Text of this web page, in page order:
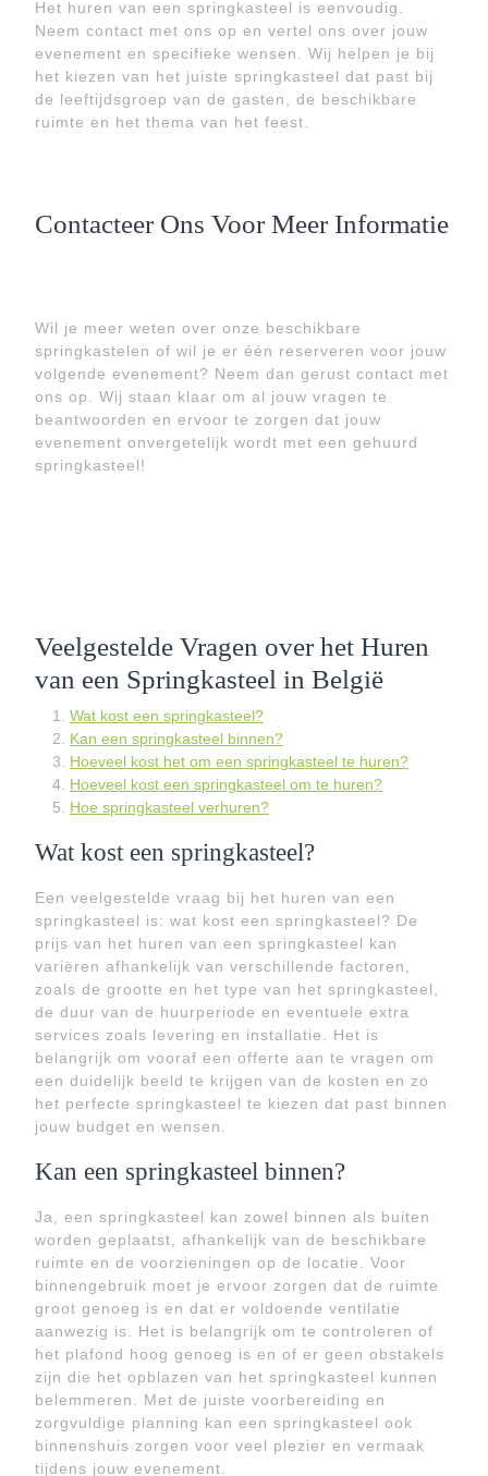
Het huren van een springkasteel is eenvoudig.
Neem contact met ons op en vertel ons over jouw
evenement en specifieke wensen. Wij helpen je bij
het kiezen van het juiste springkasteel dat past bij
de leeftijdsgroep van de gasten, de beschikbare
ruimte en het thema van het feest.
Contacteer Ons Voor Meer Informatie
Wil je meer weten over onze beschikbare
springkastelen of wil je er één reserveren voor jouw
volgende evenement? Neem dan gerust contact met
ons op. Wij staan klaar om al jouw vragen te
beantwoorden en ervoor te zorgen dat jouw
evenement onvergetelijk wordt met een gehuurd
springkasteel!
Veelgestelde Vragen over het Huren
van een Springkasteel in België
Wat kost een springkasteel?
Kan een springkasteel binnen?
Hoeveel kost het om een springkasteel te huren?
Hoeveel kost een springkasteel om te huren?
Hoe springkasteel verhuren?
Wat kost een springkasteel?
Een veelgestelde vraag bij het huren van een
springkasteel is: wat kost een springkasteel? De
prijs van het huren van een springkasteel kan
variëren afhankelijk van verschillende factoren,
zoals de grootte en het type van het springkasteel,
de duur van de huurperiode en eventuele extra
services zoals levering en installatie. Het is
belangrijk om vooraf een offerte aan te vragen om
een duidelijk beeld te krijgen van de kosten en zo
het perfecte springkasteel te kiezen dat past binnen
jouw budget en wensen.
Kan een springkasteel binnen?
Ja, een springkasteel kan zowel binnen als buiten
worden geplaatst, afhankelijk van de beschikbare
ruimte en de voorzieningen op de locatie. Voor
binnengebruik moet je ervoor zorgen dat de ruimte
groot genoeg is en dat er voldoende ventilatie
aanwezig is. Het is belangrijk om te controleren of
het plafond hoog genoeg is en of er geen obstakels
zijn die het opblazen van het springkasteel kunnen
belemmeren. Met de juiste voorbereiding en
zorgvuldige planning kan een springkasteel ook
binnenshuis zorgen voor veel plezier en vermaak
tijdens jouw evenement.